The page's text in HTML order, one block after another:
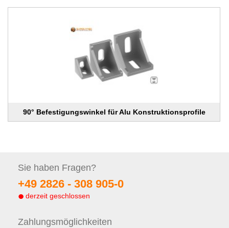
90° Befestigungswinkel für Alu Konstruktionsprofile
Sie haben Fragen?
+49 2826 - 308 905-0
derzeit geschlossen
Zahlungsmöglichkeiten